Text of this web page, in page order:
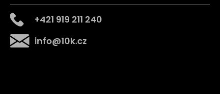
info@10k.cz
+421 919 211 240